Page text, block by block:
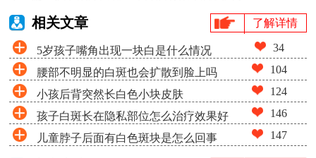
相关文章 了解详情
5岁孩子嘴角出现一块白是什么情况 34
腰部不明显的白斑也会扩散到脸上吗 104
小孩后背突然长白色小块皮肤 124
孩子白斑长在隐私部位怎么治疗效果好 146
儿童脖子后面有白色斑块是怎么回事 147